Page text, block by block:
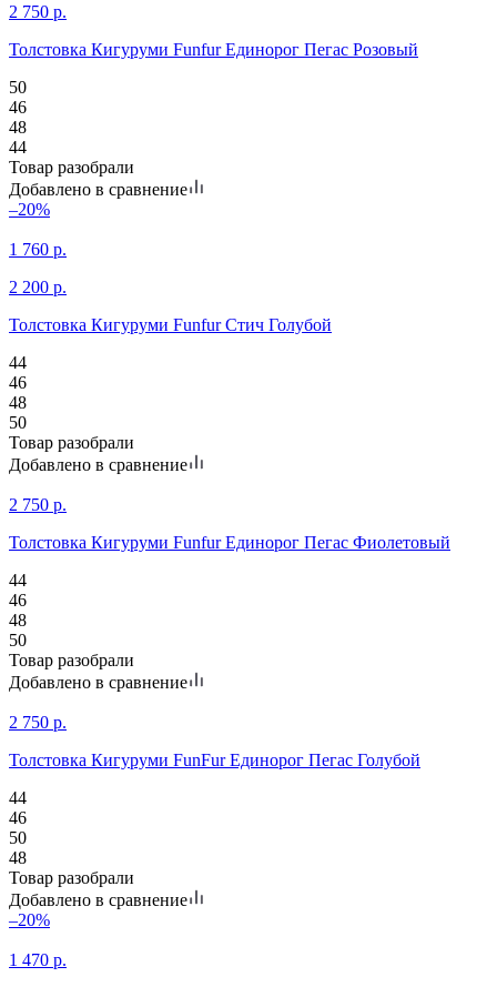
2 750 р.
Толстовка Кигуруми Funfur Единорог Пегас Розовый
50
46
48
44
Товар разобрали
Добавлено в сравнение
–20%
1 760 р.
2 200 р.
Толстовка Кигуруми Funfur Стич Голубой
44
46
48
50
Товар разобрали
Добавлено в сравнение
2 750 р.
Толстовка Кигуруми Funfur Единорог Пегас Фиолетовый
44
46
48
50
Товар разобрали
Добавлено в сравнение
2 750 р.
Толстовка Кигуруми FunFur Единорог Пегас Голубой
44
46
50
48
Товар разобрали
Добавлено в сравнение
–20%
1 470 р.